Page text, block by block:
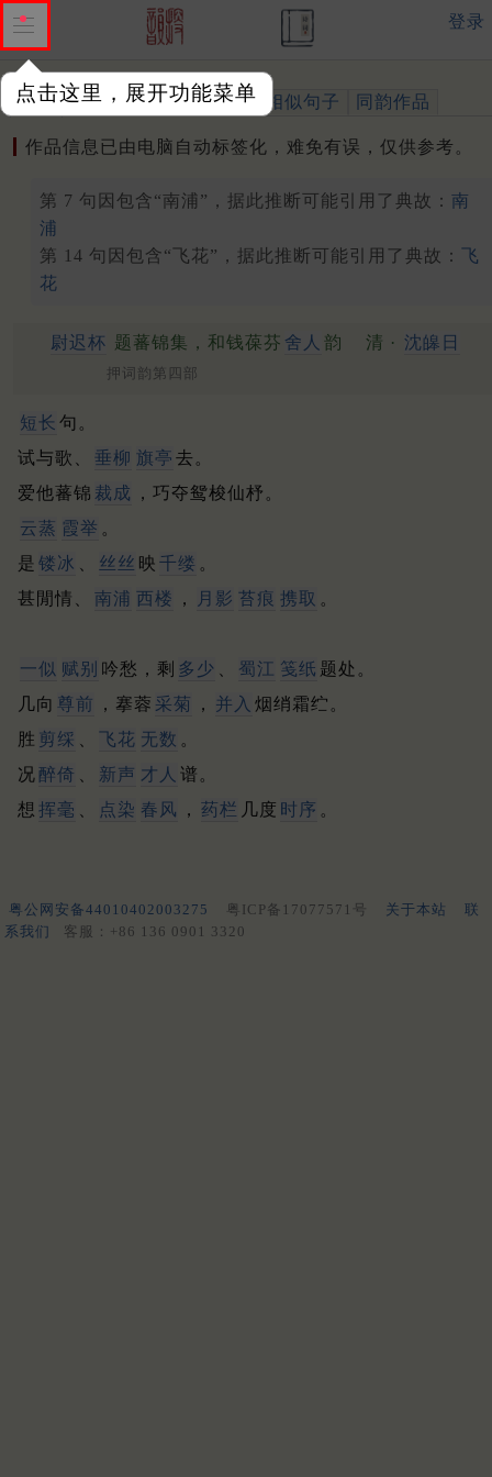
点击这里，展开功能菜单
登录
作品 标注四声 出处、引用 相似句子 同韵作品
作品信息已由电脑自动标签化，难免有误，仅供参考。
第 7 句因包含“南浦”，据此推断可能引用了典故： 南
浦
第 14 句因包含“飞花”，据此推断可能引用了典故： 飞
花
尉迟杯 题蕃锦集，和钱葆芬 舍人 韵 清 · 沈皞日
押词韵第四部
短长 句。
试与歌、
垂柳 旗亭 去。
爱他蕃锦 裁成
，巧夺鸳梭仙杼。
云蒸 霞举 。
是 镂冰 丝丝 映 千缕 。
甚閒情、
南浦 西楼 ， 月影 苔痕 携取 。
一似 赋别 吟愁，剩 多少 蜀江 笺纸 题处。
几向 尊前 ，搴蓉 采菊 ， 并入 烟绡霜纻。
胜 剪䌽 飞花 无数 。
况醉倚 新声 才人 谱。
想 挥毫 点染 春风 ， 药栏 几度 时序 。
粤公网安备44010402003275 粤ICP备17077571号 关于本站
联
系我们
客服：+86 136 0901 3320